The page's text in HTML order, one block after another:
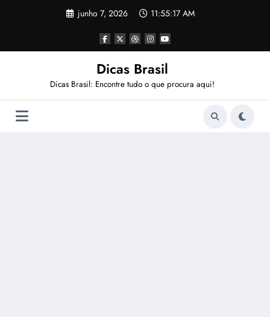
junho 7, 2026 11:55:18 AM
Dicas Brasil
Dicas Brasil: Encontre tudo o que procura aqui!